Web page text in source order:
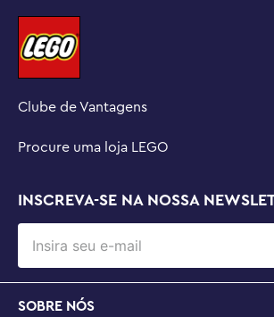
Clube de Vantagens
Procure uma loja LEGO
INSCREVA-SE NA NOSSA
SOBRE NÓS